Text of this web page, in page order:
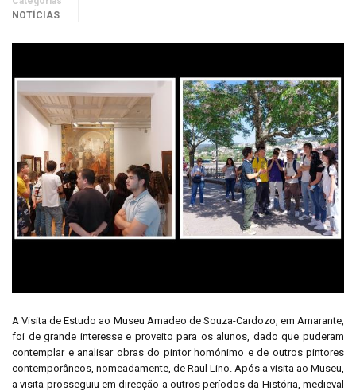
NOTÍCIAS
A Visita de Estudo ao Museu Amadeo de Souza-Cardozo, em Amarante,
foi de grande interesse e proveito para os alunos, dado que puderam
contemplar e analisar obras do pintor homónimo e de outros pintores
contemporâneos, nomeadamente, de Raul Lino. Após a visita ao Museu,
a visita prosseguiu em direcção a outros períodos da História, medieval